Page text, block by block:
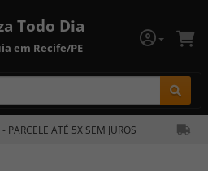
Todo Dia
em Recife/PE
PARCELE ATÉ 5X SEM JUROS